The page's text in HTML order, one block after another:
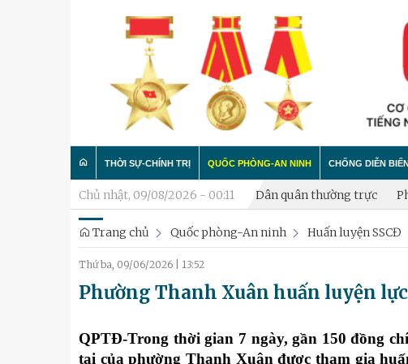
THỜI SỰ-CHÍNH TRỊ
Trong nước
Quân đội
Luận bàn
Thành phố Hà Nội
QUỐC PHÒNG-AN NINH
Công tác Đảng - Công tác Chính trị
Xây dựng đơn vị
Hậu cần
CHỐNG DIỄN
Làm thất bại
Chủ nhật, 09/08/2026 - 00:11
Xã Hòa Lạc thành lập Tiểu đội Dân quân thường trực Phường Ba
Trang chủ Quốc phòng-An ninh Huấn luyện SSCĐ
Thứ ba, 09/06/2026 13:52
Phường Thanh Xuân huấn luyện
QPTĐ-Trong thời gian 7 ngày, gần 150 đồng
tai của phường Thanh Xuân được tham gia